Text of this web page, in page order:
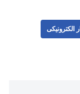
الکترونیکی